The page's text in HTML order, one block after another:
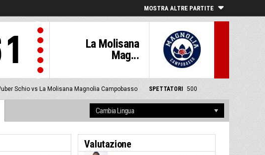
MOSTRA ALTRE PARTITE
La Molisana
Mag...
Schio vs La Molisana Magnolia Campobasso SPETTATORI 500
Valutazione